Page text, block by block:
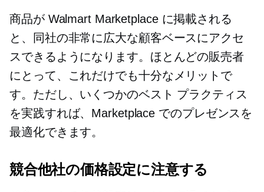
商品が Walmart Marketplace に掲載される
と、同社の非常に広大な顧客ベースにアクセ
スできるようになります。ほとんどの販売者
にとって、これだけでも十分なメリットで
す。ただし、いくつかのベスト プラクティス
を実践すれば、Marketplace でのプレゼンスを
最適化できます。
競合他社の価格設定に注意する